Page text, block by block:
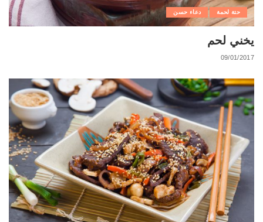
حتة لحمة دعاء حسن
يخني لحم
09/01/2017